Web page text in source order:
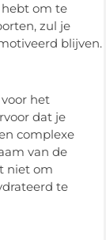
hebt om te
zul je
blijven.
het
dat je
complexe
van de
niet om
te